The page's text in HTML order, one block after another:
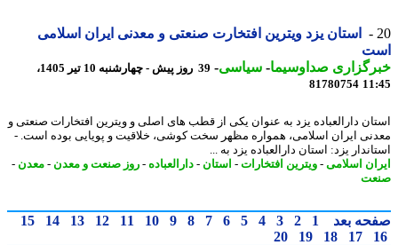
استان یزد ویترین افتخارت صنعتی و معدنی ایران اسلامی
صداوسیما-سیاسی-
39 روز پیش - چهارشنبه 10 تیر 1405،
81780754
دارالعباده یزد به عنوان یکی از قطب های اصلی و ویترین افتخارات صنعتی و
ایران اسلامی، همواره مظهر سخت کوشی، خلاقیت و پویایی بوده است. -
یزد: استان دارالعباده یزد به ...
اسلامی-ویترین افتخارات- استان-دارالعباده-روز صنعت و معدن-معدن-
بعد 1
2
3
4
5
6
7
8
9
10
11
12
13
14
15
17
18
19
20